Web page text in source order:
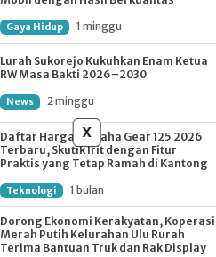
Gaya Hidup 1 minggu
Lurah Sukorejo Kukuhkan Enam Ketua
RW Masa Bakti 2026–2030
News 2 minggu
Daftar Harga Yamaha Gear 125 2026
Terbaru, Skutik Irit dengan Fitur
Praktis yang Tetap Ramah di Kantong
Teknologi 1 bulan
Dorong Ekonomi Kerakyatan, Koperasi
Merah Putih Kelurahan Ulu Rurah
Terima Bantuan Truk dan Rak Display
x